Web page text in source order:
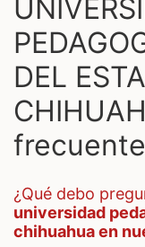
DEL
¿qué debo
universidad
chihuahua en